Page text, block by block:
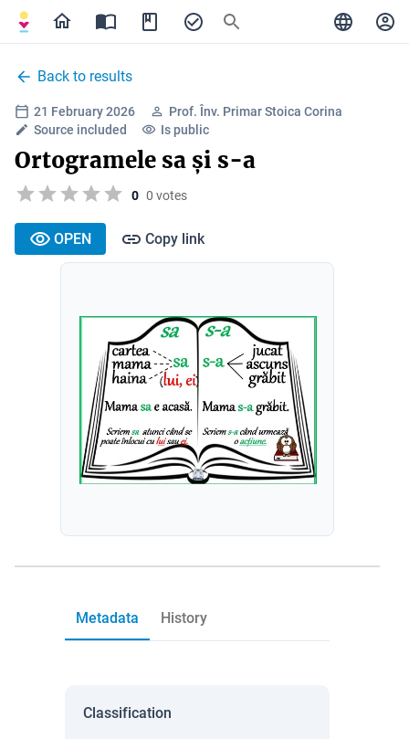
Back to results
21 February 2026
Prof. Înv. Primar Stoica Corina
Source included
Is public
Ortogramele sa și s-a
0 0 votes
OPEN Copy link
Metadata History
Classification